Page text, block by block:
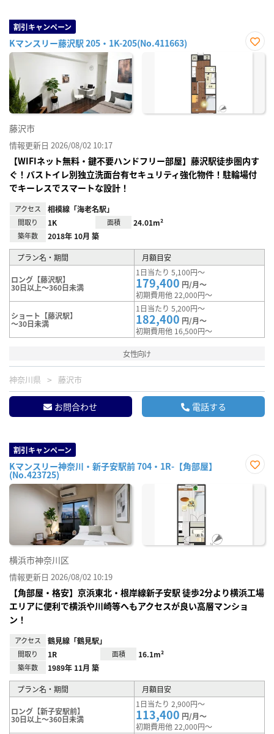
割引キャンペーン
Kマンスリー藤沢駅 205・1K-205(No.411663)
お気
藤沢市
情報更新日 2026/08/02 10:17
【WIFIネット無料・鍵不要ハンドフリー部屋】藤沢駅徒歩圏内す
ぐ！バストイレ別独立洗面台有セキュリティ強化物件！駐輪場付
でキーレスでスマートな設計！
アクセス 相模線「海老名駅」
間取り 1K 面積 24.01m²
築年数 2018年 10月 築
プラン名・期間 月額目安
ロング【藤沢駅】
30日以上～360日未満
1日当たり 5,100円～
179,400 円/月～
初期費用他 22,000円～
ショート【藤沢駅】
～30日未満
1日当たり 5,200円～
182,400 円/月～
初期費用他 16,500円～
女性向け
神奈川県 藤沢市
お問合わせ 電話する
割引キャンペーン
Kマンスリー神奈川・新子安駅前 704・1R-【角部屋】
(No.423725)
に入
横浜市神奈川区
情報更新日 2026/08/02 10:19
【角部屋・格安】京浜東北・根岸線新子安駅 徒歩2分より横浜工場
エリアに便利で横浜や川崎等へもアクセスが良い高層マンショ
ン！
アクセス 鶴見線「鶴見駅」
間取り 1R 面積 16.1m²
築年数 1989年 11月 築
プラン名・期間 月額目安
ロング【新子安駅前】
30日以上～360日未満
1日当たり 2,900円～
113,400 円/月～
初期費用他 22,000円～